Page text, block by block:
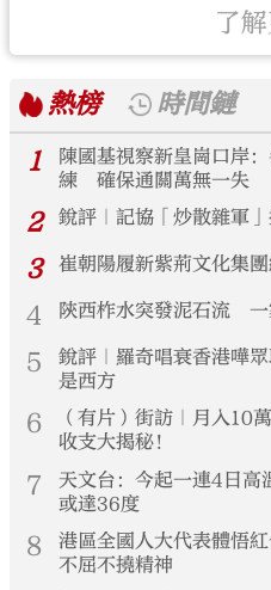
了
熱榜
時間鏈
1
陳國基視察新皇崗口岸
練 確保通關萬無一失
2 銳評｜記協「炒散雜軍」
3 崔朝陽履新紫荊文化集
4 陝西柞水突發泥石流
5
銳評｜羅奇唱衰香港嘩
是西方
6
（有片）街訪｜月入10
收支大揭秘！
7
天文台：今起一連4日
或達36度
8
港區全國人大代表體悟
不屈不撓精神